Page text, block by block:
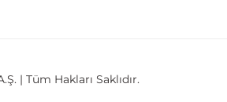
| Tüm Hakları Saklıdır.